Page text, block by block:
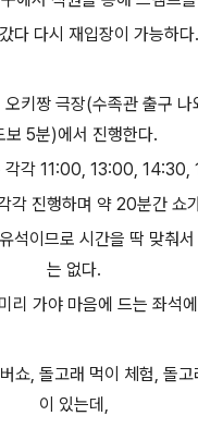
다 다시 재입장이 가능하다.
키짱 극장(수족관 출구 나
보 5분)에서 진행한다.
각각 11:00, 13:00, 14:30,
각 진행하며 약 20분간 쇼
석이므로 시간을 딱 맞춰서
는 없다.
리 가야 마음에 드는 좌석
쇼, 돌고래 먹이 체험, 돌
이 있는데,